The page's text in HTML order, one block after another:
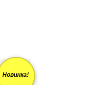
Новинка!